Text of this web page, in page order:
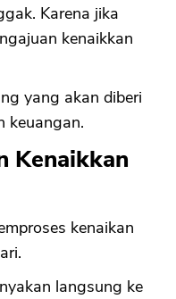
Karena jika
kenaikkan
yang akan diberi
keuangan.
Kenaikkan
kenaikan
langsung ke